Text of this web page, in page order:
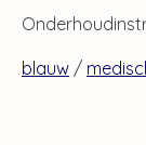
blauw /